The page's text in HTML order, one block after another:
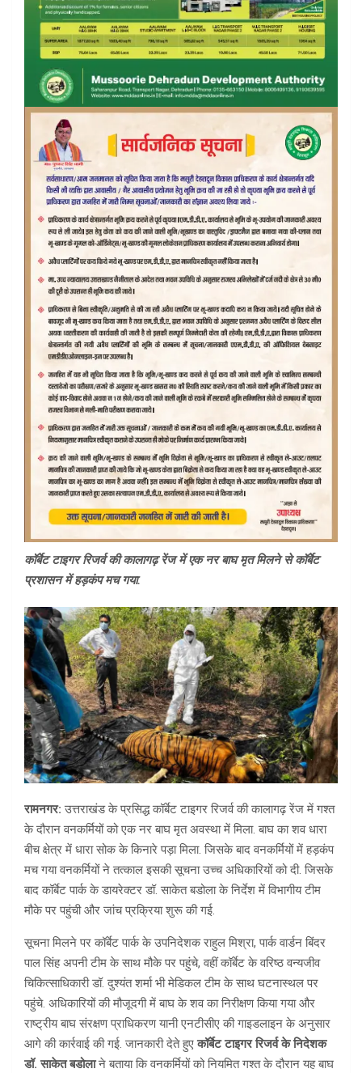
कॉर्बेट टाइगर रिजर्व की कालागढ़ रेंज में एक नर बाघ मृत मिलने से कॉर्बेट
प्रशासन में हड़कंप मच गया.
रामनगर: उत्तराखंड के प्रसिद्ध कॉर्बेट टाइगर रिजर्व की कालागढ़ रेंज में गश्त
के दौरान वनकर्मियों को एक नर बाघ मृत अवस्था में मिला. बाघ का शव धारा
बीच क्षेत्र में धारा सोक के किनारे पड़ा मिला. जिसके बाद वनकर्मियों में हड़कंप
मच गया वनकर्मियों ने तत्काल इसकी सूचना उच्च अधिकारियों को दी. जिसके
बाद कॉर्बेट पार्क के डायरेक्टर डॉ. साकेत बडोला के निर्देश में विभागीय टीम
मौके पर पहुंची और जांच प्रक्रिया शुरू की गई.
सूचना मिलने पर कॉर्बेट पार्क के उपनिदेशक राहुल मिश्रा, पार्क वार्डन बिंदर
पाल सिंह अपनी टीम के साथ मौके पर पहुंचे, वहीं कॉर्बेट के वरिष्ठ वन्यजीव
चिकित्साधिकारी डॉ. दुश्यंत शर्मा भी मेडिकल टीम के साथ घटनास्थल पर
पहुंचे. अधिकारियों की मौजूदगी में बाघ के शव का निरीक्षण किया गया और
राष्ट्रीय बाघ संरक्षण प्राधिकरण यानी एनटीसीए की गाइडलाइन के अनुसार
आगे की कार्रवाई की गई. जानकारी देते हुएकॉर्बेट टाइगर रिजर्व के निदेशक
डॉ. साकेत बडोलाने बताया कि वनकर्मियों को नियमित गश्त के दौरान यह बाघ